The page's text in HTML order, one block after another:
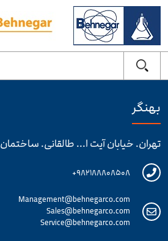
بهنگر
تهران. خیابان آیت ا... طالقانی. ساختمان ۲۹۲ طبقه ۶
۹۸۲۱۸۸۸۰۸۵۰۸+
Management@behnegarco.com
Sales@behnegarco.com
Service@behnegarco.com